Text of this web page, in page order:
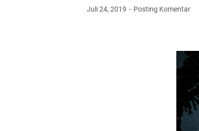
Juli 24, 2019 Posting Komentar